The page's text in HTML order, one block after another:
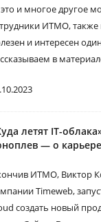
и многое другое
ИТМО, также
и интересен
в
летят IT-
― о
ИТМО, Виктор
Timeweb,
создать новый